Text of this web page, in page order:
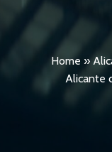
Home »
Alicante